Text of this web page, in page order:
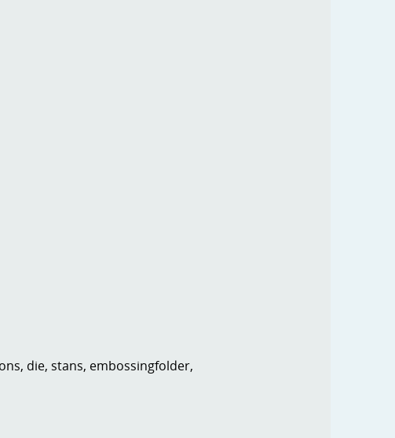
die, stans, embossingfolder,